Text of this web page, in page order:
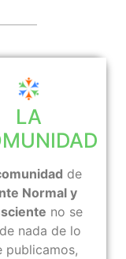
LA
de
Normal y
no se
nada de lo
publicamos,